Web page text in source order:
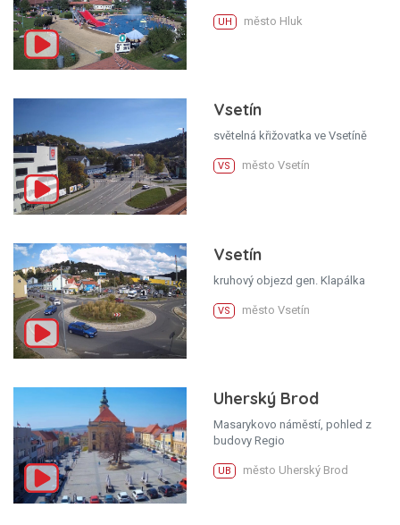
UH město Hluk
Vsetín
světelná křižovatka ve Vsetíně
VS město Vsetín
Vsetín
kruhový objezd gen. Klapálka
VS město Vsetín
Uherský Brod
Masarykovo náměstí, pohled z
budovy Regio
UB město Uherský Brod